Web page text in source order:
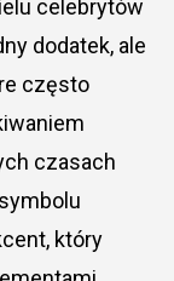
celebrytów
dodatek, ale
często
czasach
który